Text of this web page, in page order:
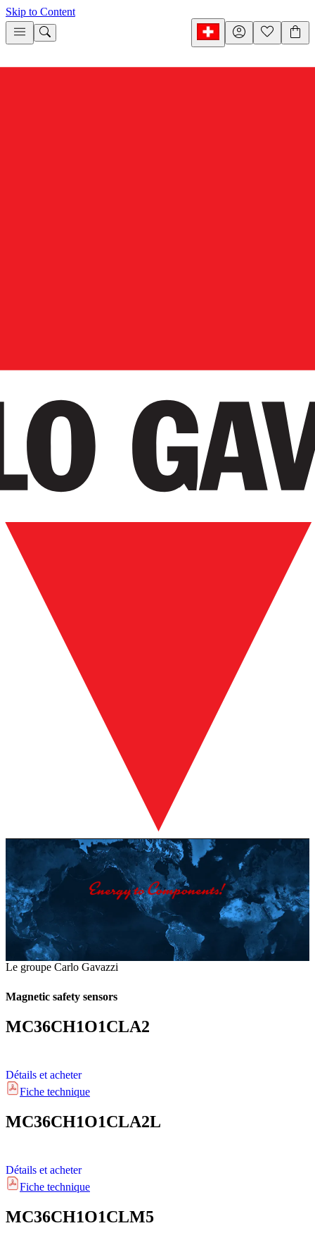
Skip to Content
Le groupe Carlo Gavazzi
Magnetic safety sensors
MC36CH1O1CLA2
Détails et acheter
Fiche technique
MC36CH1O1CLA2L
Détails et acheter
Fiche technique
MC36CH1O1CLM5